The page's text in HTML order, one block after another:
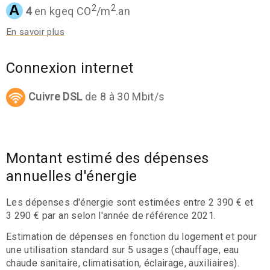
A 4en kgeq CO2/m2.an
En savoir plus
Connexion internet
Cuivre DSLde 8 à 30 Mbit/s
Montant estimé des dépenses
annuelles d'énergie
Les dépenses d'énergie sont estimées entre 2 390 € et
3 290 € par an selon l'année de référence 2021.
Estimation de dépenses en fonction du logement et pour
une utilisation standard sur 5 usages (chauffage, eau
chaude sanitaire, climatisation, éclairage, auxiliaires).